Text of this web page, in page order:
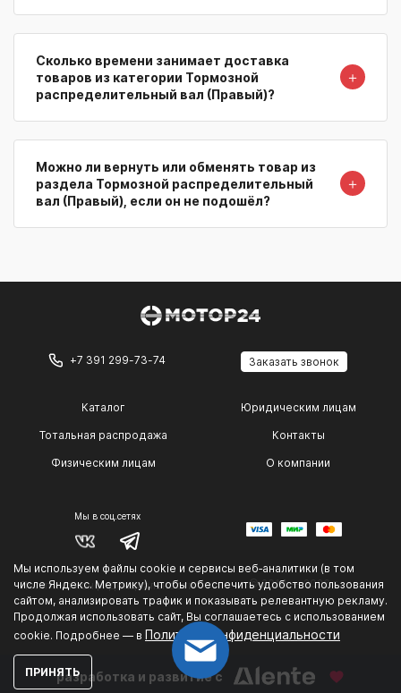
Сколько времени занимает доставка
товаров из категории Тормозной
распределительный вал (Правый)?
＋
Можно ли вернуть или обменять товар из
раздела Тормозной распределительный
вал (Правый), если он не подошёл?
＋
Мы используем файлы cookie и сервисы веб‑аналитики (в том
числе Яндекс. Метрику), чтобы обеспечить удобство пользования
сайтом, анализировать трафик и показывать релевантную рекламу.
Продолжая использовать сайт, Вы соглашаетесь с использованием
cookie. Подробнее — в Политике конфиденциальности
ПРИНЯТЬ
+7 391 299-73-74 Заказать звонок
Каталог
Тотальная распродажа
Физическим лицам
Юридическим лицам
Контакты
О компании
Мы в соц.сетях
Политика конфиденциальности © 2014 — 2026 г.
.
разработка и развитие с